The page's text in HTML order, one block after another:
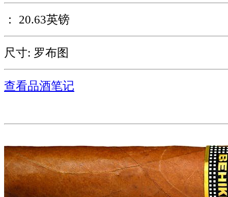
： 20.63英镑
尺寸: 罗布图
查看品酒笔记